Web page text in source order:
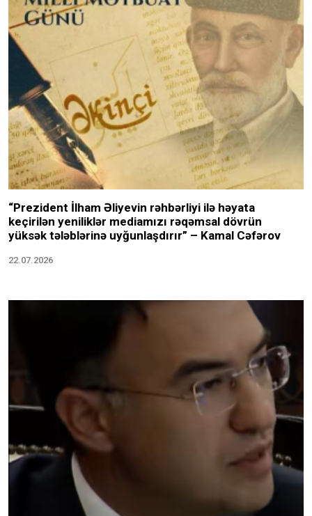
“Prezident İlham Əliyevin rəhbərliyi ilə həyata
keçirilən yeniliklər mediamızı rəqəmsal dövrün
yüksək tələblərinə uyğunlaşdırır” – Kamal Cəfərov
22.07.2026